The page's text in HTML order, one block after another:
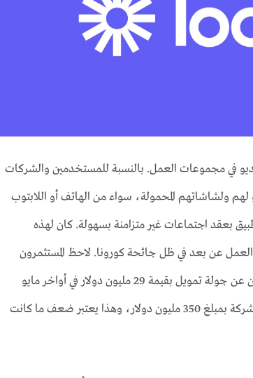
في مجموعات العمل. بالنسبة للمستخدمين والشركات
ولشاشاتهم المحمولة، سواء من الهاتف أو اللابتوب
بعقد اجتماعات غير متزامنة بسهولة. كان لهذه
عن بعد في ظل جائحة كورونا. لاحظ المستثمرون
النمو الذي يحدث بالشركة، مع الإعلان عن جولة تمويل بقيمة 29 مليون دولار في أواخر مايو
2020، والتي قدرت القيمة السوقية للشركة بمبلغ 350 مليون دولار، وهذا يعتبر ضعف ما كانت